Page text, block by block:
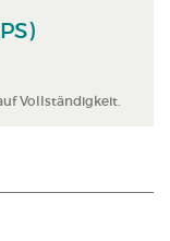
Vollständigkeit.